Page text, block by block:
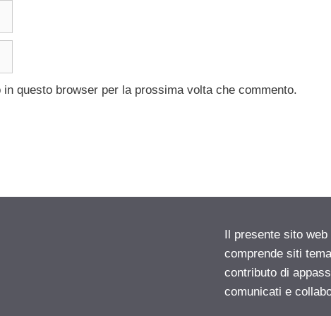
questo browser per la prossima volta che commento.
Il presente sito
comprende siti
contributo di
comunicati e